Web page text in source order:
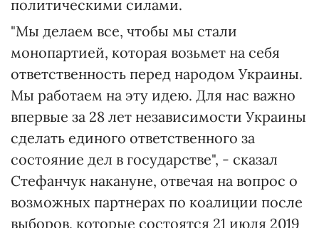
политическими силами.
"Мы делаем все, чтобы мы стали
монопартией, которая возьмет на себя
ответственность перед народом Украины.
Мы работаем на эту идею. Для нас важно
впервые за 28 лет независимости Украины
сделать единого ответственного за
состояние дел в государстве", - сказал
Стефанчук накануне, отвечая на вопрос о
возможных партнерах по коалиции после
выборов, которые состоятся 21 июля 2019